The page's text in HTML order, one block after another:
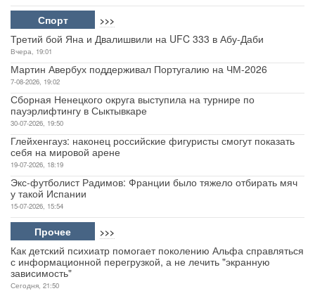
Спорт >>>
Третий бой Яна и Двалишвили на UFC 333 в Абу-Даби
Вчера, 19:01
Мартин Авербух поддерживал Португалию на ЧМ-2026
7-08-2026, 19:02
Сборная Ненецкого округа выступила на турнире по
пауэрлифтингу в Сыктывкаре
30-07-2026, 19:50
Глейхенгауз: наконец российские фигуристы смогут показать
себя на мировой арене
19-07-2026, 18:19
Экс-футболист Радимов: Франции было тяжело отбирать мяч
у такой Испании
15-07-2026, 15:54
Прочее >>>
Как детский психиатр помогает поколению Альфа справляться
с информационной перегрузкой, а не лечить "экранную
зависимость"
Сегодня, 21:50